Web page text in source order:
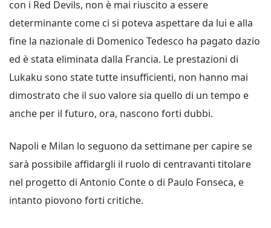
con i Red Devils, non è mai riuscito a essere
determinante come ci si poteva aspettare da lui e alla
fine la nazionale di Domenico Tedesco ha pagato dazio
ed è stata eliminata dalla Francia. Le prestazioni di
Lukaku sono state tutte insufficienti, non hanno mai
dimostrato che il suo valore sia quello di un tempo e
anche per il futuro, ora, nascono forti dubbi.
Napoli e Milan lo seguono da settimane per capire se
sarà possibile affidargli il ruolo di centravanti titolare
nel progetto di Antonio Conte o di Paulo Fonseca, e
intanto piovono forti critiche.